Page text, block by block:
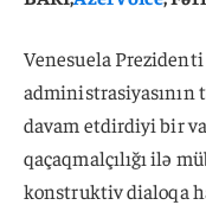
Venesuela
administrasiyasının
davam etdirdiyi bir
qaçaqmalçılığı ilə
konstruktiv dialoqa